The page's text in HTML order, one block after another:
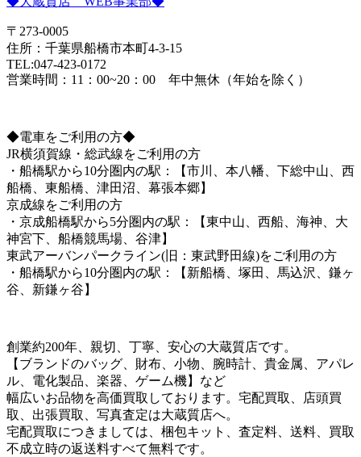
〒273-0005
住所：千葉県船橋市本町4-3-15
TEL:047-423-0172
営業時間：11：00~20：00 年中無休（年始を除く）
◆電車をご利用の方◆
JR横須賀線・総武線をご利用の方
・船橋駅から10分圏内の駅：【市川、本八幡、下総中山、西
船橋、東船橋、津田沼、幕張本郷】
京成線をご利用の方
・京成船橋駅から5分圏内の駅：【東中山、西船、海神、大
神宮下、船橋競馬場、谷津】
東武アーバンパークライン(旧：東武野田線)をご利用の方
・船橋駅から10分圏内の駅：【新船橋、塚田、馬込沢、鎌ヶ
谷、新鎌ヶ谷】
創業約200年、親切、丁寧、安心の大蔵質店です。
【ブランドのバッグ、財布、小物、腕時計、貴金属、アパレ
ル、電化製品、楽器、ゲーム機】など
幅広いお品物を高価買取しております。宅配買取、店頭買
取、出張買取、写真査定は大蔵質店へ。
宅配買取につきましては、梱包キット、査定料、送料、買取
不成立時の返送料すべて無料です。